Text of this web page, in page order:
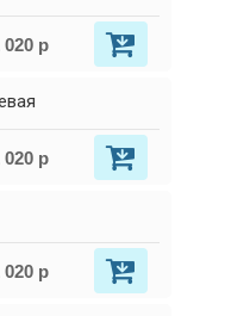
020 р
020 р
020 р